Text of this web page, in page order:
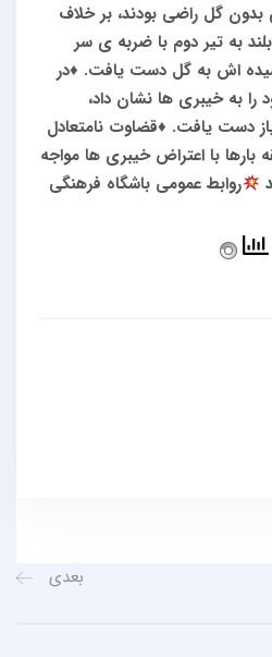
بدون گل راضی بودند، بر خلاف
به تیر دوم با ضربه ی سر
اش به گل دست یافت. ♦️در
را به خیبری ها نشان داد،
دست یافت. ♦️قضاوت نامتعادل
با اعتراض خیبری ها مواجه
روابط‌ عمومی باشگاه فرهنگی
بعدی